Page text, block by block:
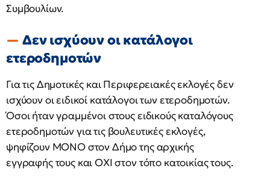
Συμβουλίων.
Δεν ισχύουν οι κατάλογοι
ετεροδημοτών
Για τις Δημοτικές και Περιφερειακές εκλογές δεν
ισχύουν οι ειδικοί κατάλογοι των ετεροδημοτών.
Όσοι ήταν γραμμένοι στους ειδικούς καταλόγους
ετεροδημοτών για τις βουλευτικές εκλογές,
ψηφίζουν ΜΟΝΟ στον Δήμο της αρχικής
εγγραφής τους και ΟΧΙ στον τόπο κατοικίας τους.